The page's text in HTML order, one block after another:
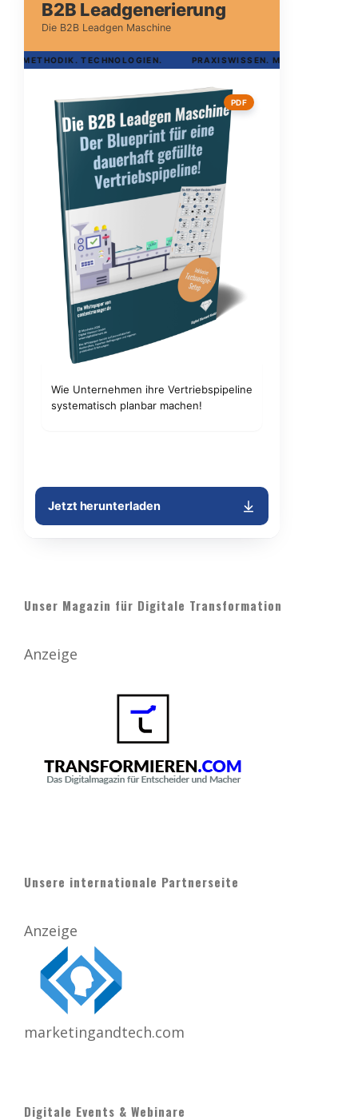
Unser Magazin für Digitale Transformation
Anzeige
Unsere internationale Partnerseite
Anzeige
marketingandtech.com
Digitale Events & Webinare